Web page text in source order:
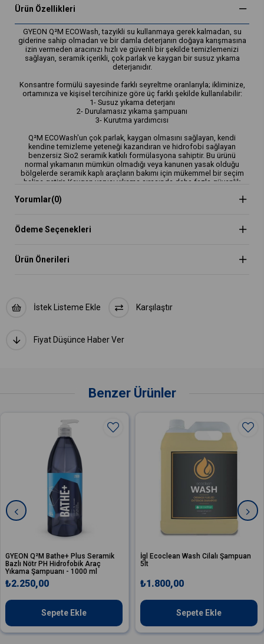
Ürün Özellikleri
GYEON Q²M ECOWash, tazyikli su kullanmaya gerek kalmadan, su
giderine sahip olmadan ve bir damla deterjanın doğaya karışmasına
izin vermeden aracınızı hızlı ve güvenli bir şekilde temizlemenizi
sağlayan, seramik içerikli, çok parlak ve kaygan bir susuz yıkama
deterjanıdır.
Konsantre formülü sayesinde farklı seyreltme oranlarıyla; ikliminize,
ortamınıza ve kişisel tercihinize göre üç farklı şekilde kullanılabilir:
1- Susuz yıkama deterjanı
2- Durulamasız yıkama şampuanı
3- Kurutma yardımcısı
Q²M ECOWash'un çok parlak, kaygan olmasını sağlayan, kendi
kendine temizleme yeteneği kazandıran ve hidrofobi sağlayan
benzersiz Sio2 seramik katkılı formülasyona sahiptir. Bu ürünü
normal yıkamanın mümkün olmadığı veya kanunen yasak olduğu
bölgelerde seramik kaplı araçların bakımı için mükemmel bir seçim
haline getirir. Kaygan yapısı yıkama sırasında daha fazla güvenlik
içeren kum korumalı ikinci bir durulama kovası kullanmanızı öneririz.
••• Kurutma yardımcısı olarak GYEON SilkDryer havlunuza 4-5 sprey,
Yorumlar(0)
Ödeme Seçenekleri
Ürün Önerileri
İstek Listeme Ekle Karşılaştır
Fiyat Düşünce Haber Ver
Benzer Ürünler
Q²M Bathe+ Plus Seramik
PH Hidrofobik Araç
Şampuanı - 1000 ml
Sepete Ekle
İgl Ecoclean Wash Cilalı Şampuan
₺1.800,00
Sepete Ekle